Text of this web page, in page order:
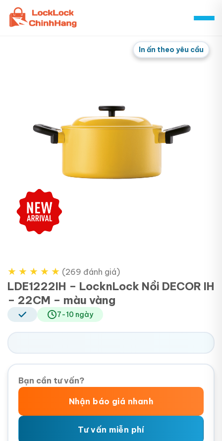
Skip
content
In ấn theo yêu cầu
★ ★ ★ ★ ★ (269 đánh giá)
LDE1222IH – LocknLock Nồi DECOR IH
– 22CM – màu vàng
7-10 ngày
Bạn cần tư vấn?
Nhận báo giá nhanh
Tư vấn miễn phí